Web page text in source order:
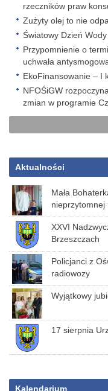
rzeczników praw
Zużyty olej to nie
Światowy Dzień
Przypomnienie o
uchwała
EkoFinansowanie – I
NFOŚiGW
zmian w programie
Aktualności
Mała
nieprzytomnej
XXVI
Brzeszczach
Policjanci z
radiowozy
Wyjątkowy
17 sierpnia
Kalendarium